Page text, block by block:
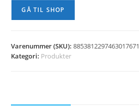
kr. 99,00.
GÅ TIL SHOP
Varenummer (SKU):8853812297463017671
Kategori: Produkter